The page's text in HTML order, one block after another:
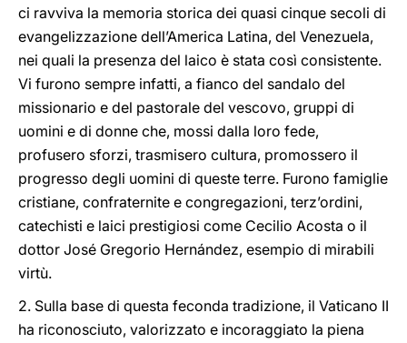
ci ravviva la memoria storica dei quasi cinque secoli di
evangelizzazione dell’America Latina, del Venezuela,
nei quali la presenza del laico è stata così consistente.
Vi furono sempre infatti, a fianco del sandalo del
missionario e del pastorale del vescovo, gruppi di
uomini e di donne che, mossi dalla loro fede,
profusero sforzi, trasmisero cultura, promossero il
progresso degli uomini di queste terre. Furono famiglie
cristiane, confraternite e congregazioni, terz’ordini,
catechisti e laici prestigiosi come Cecilio Acosta o il
dottor José Gregorio Hernández, esempio di mirabili
virtù.
2. Sulla base di questa feconda tradizione, il Vaticano II
ha riconosciuto, valorizzato e incoraggiato la piena